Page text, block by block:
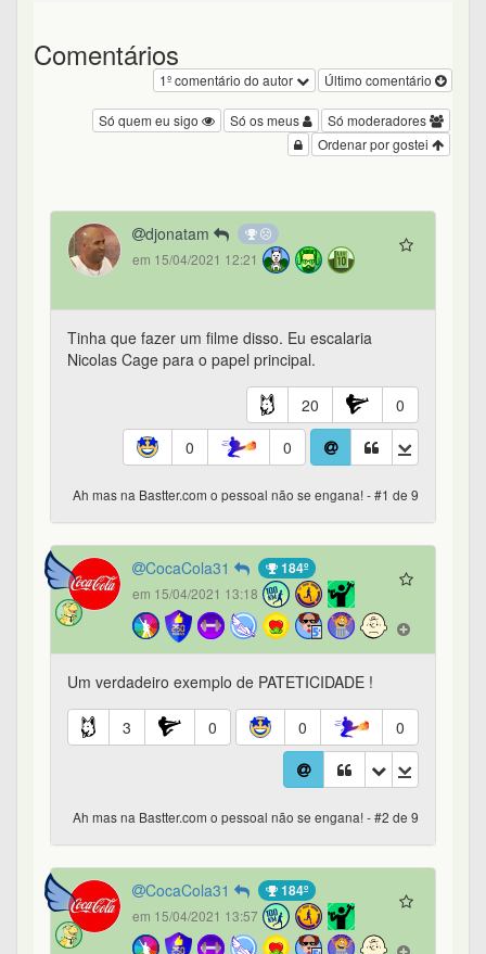
Comentários
Último comentário
1º comentário do autor
Só moderadores
Só os meus
Só quem eu sigo
Ordenar por gostei
djonatam
em 15/04/2021 12:21
Tinha que fazer um filme disso. Eu escalaria
Nicolas Cage para o papel principal.
20
0
0
0
Ah mas na Bastter.com o pessoal não se engana! - #1 de 9
CocaCola31 184º
em 15/04/2021 13:18
Um verdadeiro exemplo de PATETICIDADE !
3 0 0 0
Ah mas na Bastter.com o pessoal não se engana! - #2 de 9
CocaCola31 184º
em 15/04/2021 13:57